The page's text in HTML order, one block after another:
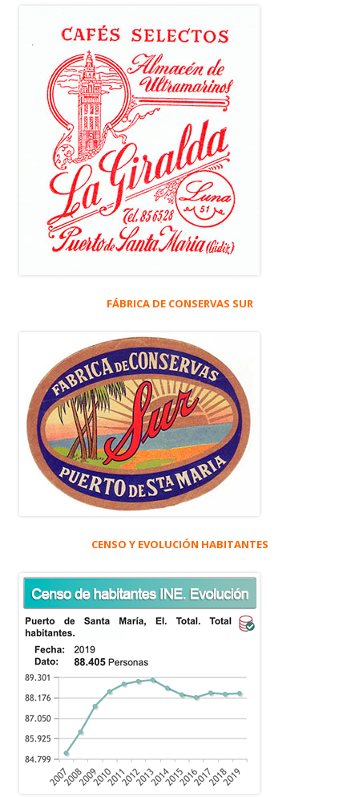
FÁBRICA DE CONSERVAS SUR
CENSO Y EVOLUCIÓN HABITANTES